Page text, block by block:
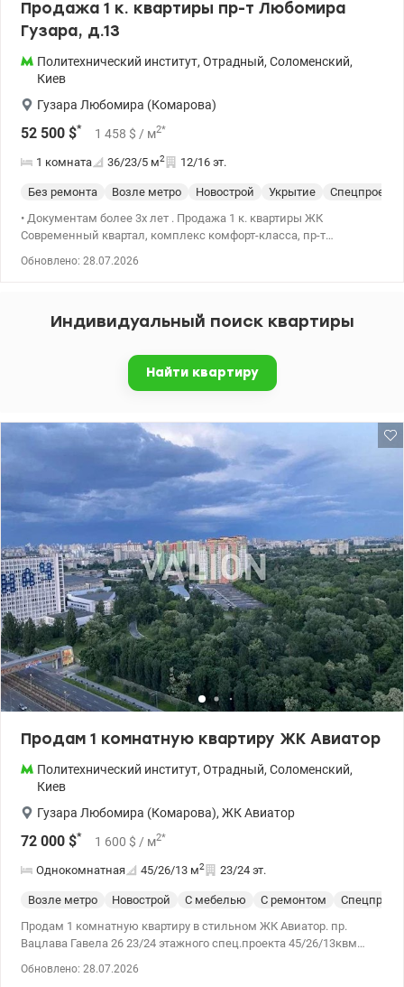
Продажа 1 к. квартиры пр-т Любомира
Гузара, д.13
Политехнический институт, Отрадный, Соломенский,
Киев
Гузара Любомира (Комарова)
52 500 $* 1 458 $ / м2*
1 комната 36/23/5 м2 12/16 эт.
Без ремонта Возле метро Новострой Укрытие
Спецпроект
• Документам более 3х лет . Продажа 1 к. квартиры ЖК
Современный квартал, комплекс комфорт-класса, пр-т
домов, видеонаблюдение, охрана, парковка. Очень красивая
комфортного проживания: детсад, магазины, Укрпочта, Новая
почта, кафе. •Скоростной трамвай (20 мин.)- пл. Победы., м
.Вокзальная. НАУ и КПИ –10 минут. •Цена : 52500 у.е. 093 191 36
Обновлено: 28.07.2026
Индивидуальный поиск квартиры
Найти квартиру
Продам 1 комнатную квартиру ЖК Авиатор
Политехнический институт, Отрадный, Соломенский,
Киев
Гузара Любомира (Комарова), ЖК Авиатор
72 000 $* 1 600 $ / м2*
Однокомнатная 45/26/13 м2 23/24 эт.
Возле метро Новострой С мебелью С ремонтом
Продам 1 комнатную квартиру в стильном ЖК Авиатор. пр.
Вацлава Гавела 26 23/24 этажного спец.проекта 45/26/13квм
Обновлено: 28.07.2026